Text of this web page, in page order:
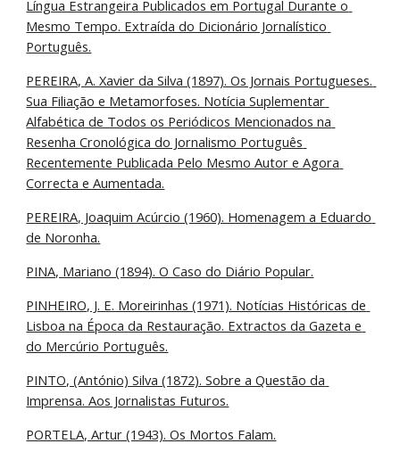
Língua Estrangeira Publicados em Portugal Durante o
Mesmo Tempo. Extraída do Dicionário Jornalístico
Português.
PEREIRA, A. Xavier da Silva (1897). Os Jornais Portugueses.
Sua Filiação e Metamorfoses. Notícia Suplementar
Alfabética de Todos os Periódicos Mencionados na
Resenha Cronológica do Jornalismo Português
Recentemente Publicada Pelo Mesmo Autor e Agora
Correcta e Aumentada.
PEREIRA, Joaquim Acúrcio (1960). Homenagem a Eduardo
de Noronha.
PINA, Mariano (1894). O Caso do Diário Popular.
PINHEIRO, J. E. Moreirinhas (1971). Notícias Históricas de
Lisboa na Época da Restauração. Extractos da Gazeta e
do Mercúrio Português.
PINTO, (António) Silva (1872). Sobre a Questão da
Imprensa. Aos Jornalistas Futuros.
PORTELA, Artur (1943). Os Mortos Falam.